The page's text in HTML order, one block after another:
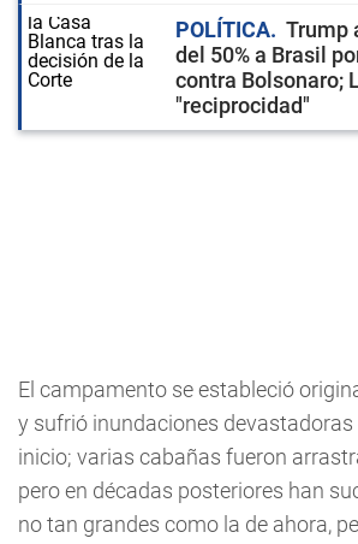
POLÍTICA
Trump
del 50% a Brasil
contra Bolsonaro;
"reciprocidad"
El campamento se estableció
y sufrió inundaciones devastadoras
inicio; varias cabañas fueron
pero en décadas posteriores han
no tan grandes como la de ahora,